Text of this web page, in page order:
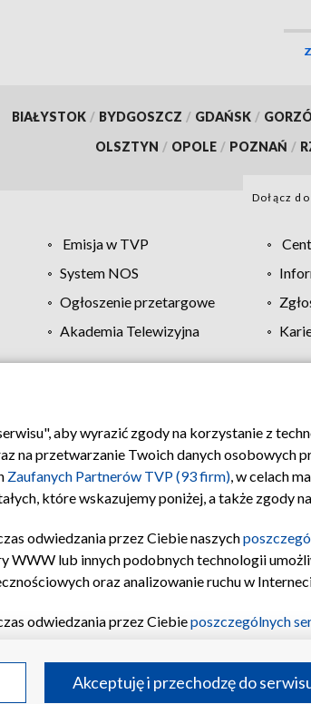
BIAŁYSTOK / BYDGOSZCZ / GDAŃSK /
OLSZTYN / OPOLE / POZNAŃ /
Dołącz
Emisja w TVP
System NOS
Ogłoszenie przetargowe
Akademia Telewizyjna
Regulamin TVP Polityka prywatności
aby wyrazić zgody na korzystanie z
na przetwarzanie Twoich danych osobowych
Zaufanych Partnerów TVP (93 firm), w celach
które wskazujemy poniżej, a także zgody
odwiedzania przez Ciebie naszych
lub innych podobnych technologii
oraz analizowanie ruchu w
odwiedzania przez Ciebieposzczególnych
celów i funkcji: przechowywania
reklam, tworzenia profilu
Akceptuję i przechodzę do